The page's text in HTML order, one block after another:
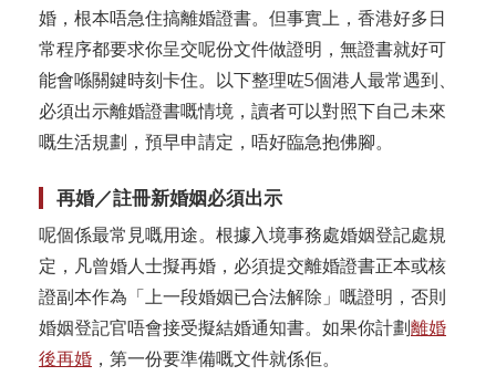
婚，根本唔急住搞離婚證書。但事實上，香港好多日
常程序都要求你呈交呢份文件做證明，無證書就好可
能會喺關鍵時刻卡住。以下整理咗5個港人最常遇到、
必須出示離婚證書嘅情境，讀者可以對照下自己未來
嘅生活規劃，預早申請定，唔好臨急抱佛腳。
再婚／註冊新婚姻必須出示
呢個係最常見嘅用途。根據入境事務處婚姻登記處規
定，凡曾婚人士擬再婚，必須提交離婚證書正本或核
證副本作為「上一段婚姻已合法解除」嘅證明，否則
婚姻登記官唔會接受擬結婚通知書。如果你計劃離婚
後再婚 ，第一份要準備嘅文件就係佢。